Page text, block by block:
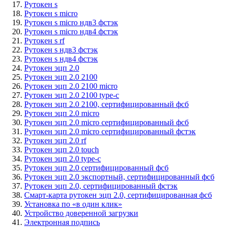
Рутокен s
Рутокен s micro
Рутокен s micro ндв3 фстэк
Рутокен s micro ндв4 фстэк
Рутокен s rf
Рутокен s ндв3 фстэк
Рутокен s ндв4 фстэк
Рутокен эцп 2.0
Рутокен эцп 2.0 2100
Рутокен эцп 2.0 2100 micro
Рутокен эцп 2.0 2100 type-c
Рутокен эцп 2.0 2100, сертифицированный фсб
Рутокен эцп 2.0 micro
Рутокен эцп 2.0 micro сертифицированный фсб
Рутокен эцп 2.0 micro сертифицированный фстэк
Рутокен эцп 2.0 rf
Рутокен эцп 2.0 touch
Рутокен эцп 2.0 type-c
Рутокен эцп 2.0 сертифицированный фсб
Рутокен эцп 2.0 экспортный, сертифицированный фсб
Рутокен эцп 2.0, сертифицированный фстэк
Смарт-карта рутокен эцп 2.0, сертифицированная фсб
Установка по «в один клик»
Устройство доверенной загрузки
Электронная подпись